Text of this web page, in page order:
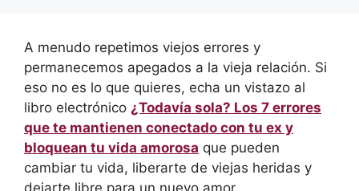
A menudo repetimos viejos errores y
permanecemos apegados a la vieja relación. Si
eso no es lo que quieres, echa un vistazo al
libro electrónico ¿Todavía sola? Los 7 errores
que te mantienen conectado con tu ex y
bloquean tu vida amorosa que pueden
cambiar tu vida, liberarte de viejas heridas y